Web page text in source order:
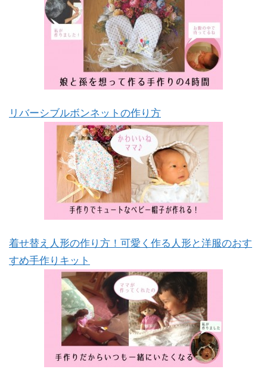
リバーシブルボンネットの作り方
着せ替え人形の作り方！可愛く作る人形と洋服のおす
すめ手作りキット